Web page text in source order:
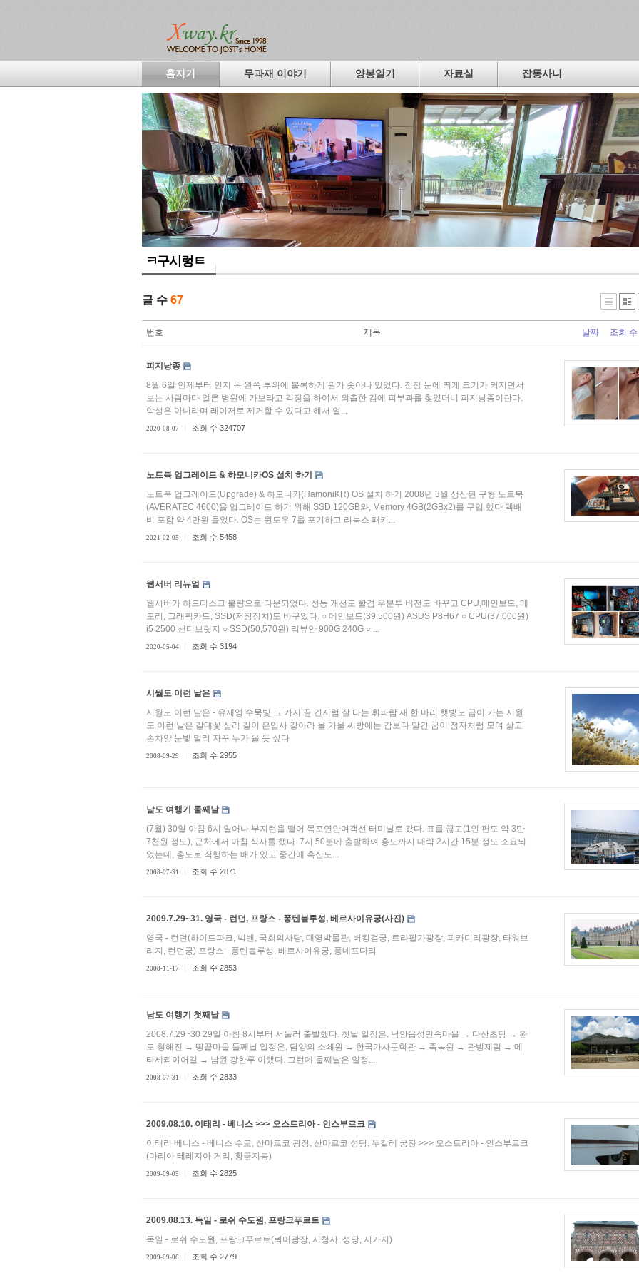
홈지기 무과재 이야기 양봉일기 자료실 잡동사니
ㅋ구시렁ㅌ
글 수 67
번호 제목 날짜 조회 수
피지낭종
8월 6일 언제부터 인지 목 왼쪽 부위에 볼록하게 뭔가 솟아나 있었다. 점점 눈에 띄게 크기가 커지면서
보는 사람마다 얼른 병원에 가보라고 걱정을 하여서 외출한 김에 피부과를 찾았더니 피지낭종이란다.
악성은 아니라며 레이저로 제거할 수 있다고 해서 얼...
2020-08-07 조회 수 324707
노트북 업그레이드 & 하모니카OS 설치 하기
노트북 업그레이드(Upgrade) & 하모니카(HamoniKR) OS 설치 하기 2008년 3월 생산된 구형 노트북
(AVERATEC 4600)을 업그레이드 하기 위해 SSD 120GB와, Memory 4GB(2GBx2)를 구입 했다 택배
비 포함 약 4만원 들었다. OS는 윈도우 7을 포기하고 리눅스 패키...
2021-02-05 조회 수 5458
웹서버 리뉴얼
웹서버가 하드디스크 불량으로 다운되었다. 성능 개선도 할겸 우분투 버전도 바꾸고 CPU,메인보드, 메
모리, 그래픽카드, SSD(저장장치)도 바꾸었다. ○ 메인보드(39,500원) ASUS P8H67 ○ CPU(37,000원)
i5 2500 샌디브릿지 ○ SSD(50,570원) 리뷰안 900G 240G ○ ...
2020-05-04 조회 수 3194
시월도 이런 날은
시월도 이런 날은 - 유재영 수묵빛 그 가지 끝 간지럼 잘 타는 휘파람 새 한 마리 햇빛도 금이 가는 시월
도 이런 날은 갈대꽃 십리 길이 은입사 같아라 올 가을 씨방에는 감보다 말간 꿈이 점자처럼 모여 살고
손차양 눈빛 멀리 자꾸 누가 올 듯 싶다
2008-09-29 조회 수 2955
남도 여행기 둘째날
(7월) 30일 아침 6시 일어나 부지런을 떨어 목포연안여객선 터미널로 갔다. 표를 끊고(1인 편도 약 3만
7천원 정도), 근처에서 아침 식사를 했다. 7시 50분에 출발하여 홍도까지 대략 2시간 15분 정도 소요되
었는데, 홍도로 직행하는 배가 있고 중간에 흑산도...
2008-07-31 조회 수 2871
2009.7.29~31. 영국 - 런던, 프랑스 - 퐁텐블루성, 베르사이유궁(사진)
영국 - 런던(하이드파크, 빅벤, 국회의사당, 대영박물관, 버킹검궁, 트라팔가광장, 피카디리광장, 타워브
리지, 런던궁) 프랑스 - 퐁텐블루성, 베르사이유궁, 퐁네프다리
2008-11-17 조회 수 2853
남도 여행기 첫째날
2008.7.29~30 29일 아침 8시부터 서둘러 출발했다. 첫날 일정은, 낙안읍성민속마을 → 다산초당 → 완
도 청해진 → 땅끝마을 둘째날 일정은, 담양의 소쇄원 → 한국가사문학관 → 죽녹원 → 관방제림 → 메
타세콰이어길 → 남원 광한루 이랬다. 그런데 둘째날은 일정...
2008-07-31 조회 수 2833
2009.08.10. 이태리 - 베니스 >>> 오스트리아 - 인스부르크
이태리 베니스 - 베니스 수로, 산마르코 광장, 산마르코 성당, 두칼레 궁전 >>> 오스트리아 - 인스부르크
(마리아 테레지아 거리, 황금지붕)
2009-09-05 조회 수 2825
2009.08.13. 독일 - 로쉬 수도원, 프랑크푸르트
독일 - 로쉬 수도원, 프랑크푸르트(뢰머광장, 시청사, 성당, 시가지)
2009-09-06 조회 수 2779